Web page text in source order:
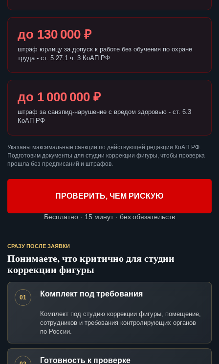
до 130 000 ₽
штраф юрлицу за допуск к работе без обучения по охране
труда - ст. 5.27.1 ч. 3 КоАП РФ
до 1 000 000 ₽
штраф за санэпид-нарушение с вредом здоровью - ст. 6.3
КоАП РФ
Указаны максимальные санкции по действующей редакции КоАП РФ.
Подготовим документы для студии коррекции фигуры, чтобы проверка
прошла без предписаний и штрафов.
ПРОВЕРИТЬ, ЧЕМ РИСКУЮ
Бесплатно · 15 минут · без обязательств
СРАЗУ ПОСЛЕ ЗАЯВКИ
Понимаете, что критично для студии
коррекции фигуры
01 Комплект под требования
Комплект под студию коррекции фигуры, помещение,
сотрудников и требования контролирующих органов
по России.
Готовность к проверке